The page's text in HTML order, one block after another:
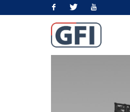
FacebookTwitter Youtube